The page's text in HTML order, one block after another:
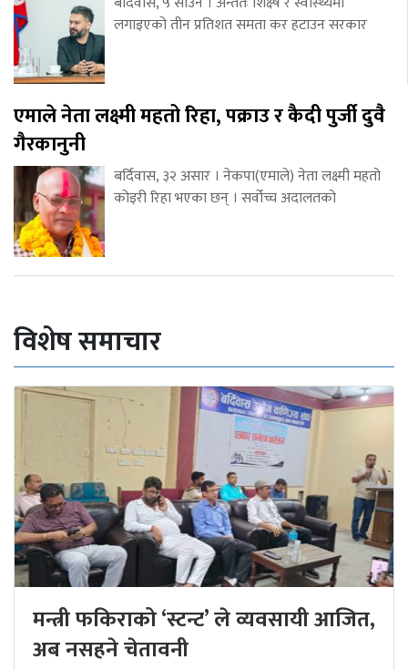
लगाइएको तीन प्रतिशत समता कर हटाउन सरकार
एमाले नेता लक्ष्मी महतो रिहा, पक्राउ र कैदी पुर्जी दुवै
गैरकानुनी
बर्दिवास, ३२ असार । नेकपा(एमाले) नेता लक्ष्मी महतो
कोइरी रिहा भएका छन् । सर्वोच्च अदालतको
विशेष समाचार
मन्त्री फकिराको ‘स्टन्ट’ ले व्यवसायी आजित,
अब नसहने चेतावनी